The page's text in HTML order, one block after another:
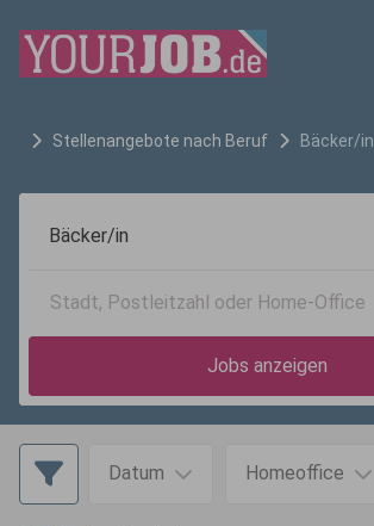
Stellenangebote nach Beruf Bäcker/in
Jobs anzeigen
Datum Homeoffice